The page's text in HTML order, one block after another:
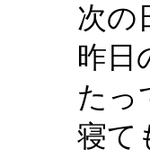
次の
昨日
たっ
寝て